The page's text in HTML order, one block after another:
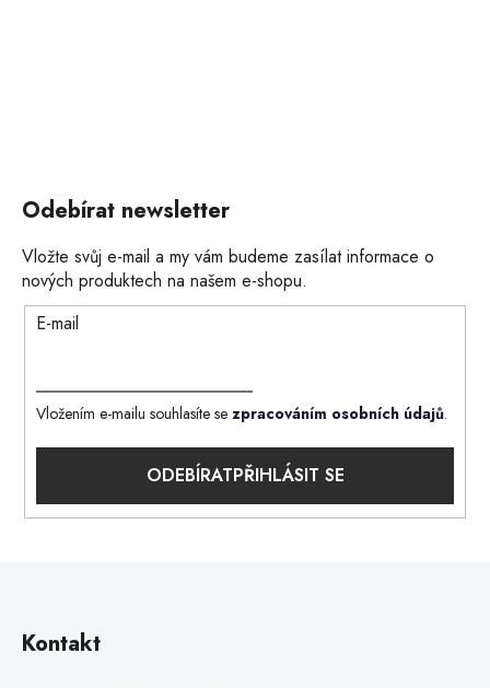
Odebírat newsletter
Vložte svůj e-mail a my vám budeme zasílat informace o
nových produktech na našem e-shopu.
E-mail
Vložením e-mailu souhlasíte se zpracováním osobních údajů.
PŘIHLÁSIT SE
Kontakt